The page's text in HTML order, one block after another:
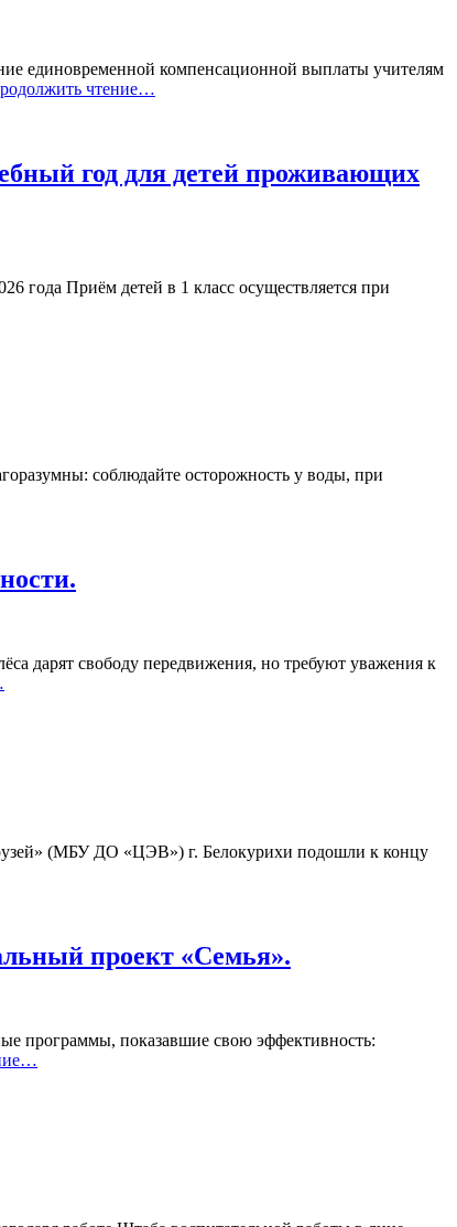
единовременной компенсационной выплаты учителям
чтение…
год для детей проживающих
года Приём детей в 1 класс осуществляется при
соблюдайте осторожность у воды, при
дарят свободу передвижения, но требуют уважения к
(МБУ ДО «ЦЭВ») г. Белокурихи подошли к концу
проект «Семья».
программы, показавшие свою эффективность: